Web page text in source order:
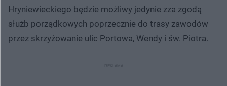
Hryniewieckiego będzie możliwy jedynie zza zgodą
służb porządkowych poprzecznie do trasy zawodów
przez skrzyżowanie ulic Portowa, Wendy i św. Piotra.